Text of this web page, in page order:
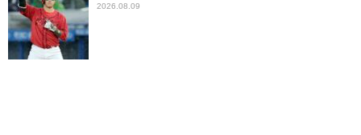
2026.08.09